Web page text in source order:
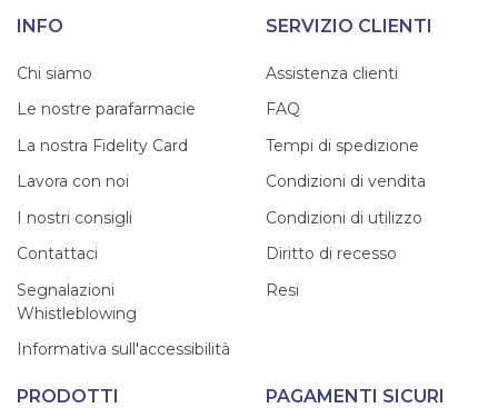
INFO
Chi siamo
Le nostre parafarmacie
La nostra Fidelity Card
Lavora con noi
I nostri consigli
Contattaci
Segnalazioni
Whistleblowing
Informativa sull'accessibilità
SERVIZIO CLIENTI
Assistenza clienti
FAQ
Tempi di spedizione
Condizioni di vendita
Condizioni di utilizzo
Diritto di recesso
Resi
PRODOTTI PAGAMENTI SICURI